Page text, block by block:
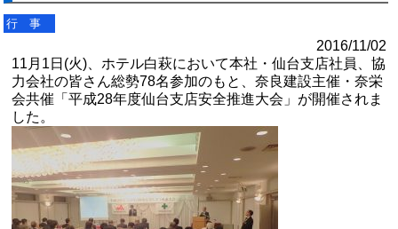
行事
2016/11/02
11月1日(火)、ホテル白萩において本社・仙台支店社員、協
力会社の皆さん総勢78名参加のもと、奈良建設主催・奈栄
会共催「平成28年度仙台支店安全推進大会」が開催されま
した。